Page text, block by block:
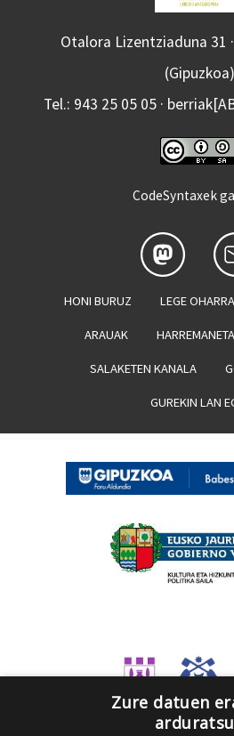
Otalora Lizentziaduna 31
(Gipuzkoa)
Tel.: 943 25 05 05 ·
CodeSyntaxek
HONI BURUZ LEGE OHARRA
ARAUAK
SALAKETEN KANALA
GUREKIN LAN
Zure datuen